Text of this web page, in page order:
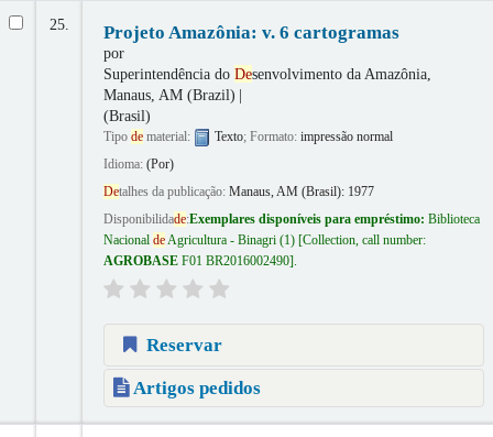
25. Projeto Amazônia: v. 6 cartogramas
por
Superintendência do Desenvolvimento da Amazônia,
Manaus, AM (Brazil)
(Brasil)
Tipo dematerial: Texto; Formato: impressão normal
Idioma: (Por)
Detalhes da publicação: Manaus, AM (Brasil): 1977
Disponibilidade:Exemplares disponíveis para empréstimo: Biblioteca
Nacional deAgricultura - Binagri(1) Collection, call number:
AGROBASE F01 BR2016002490 .
Reservar
Artigos pedidos